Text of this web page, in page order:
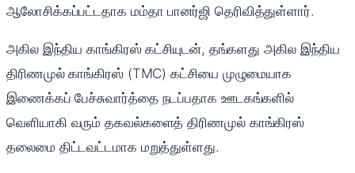
ஆலோசிக்கப்பட்டதாக மம்தா பானர்ஜி தெரிவித்துள்ளார்.
அகில இந்திய காங்கிரஸ் கட்சியுடன், தங்களது அகில இந்திய
திரிணமுல் காங்கிரஸ் (TMC) கட்சியை முழுமையாக
இணைக்கப் பேச்சுவார்த்தை நடப்பதாக ஊடகங்களில்
வெளியாகி வரும் தகவல்களைத் திரிணமுல் காங்கிரஸ்
தலைமை திட்டவட்டமாக மறுத்துள்ளது.